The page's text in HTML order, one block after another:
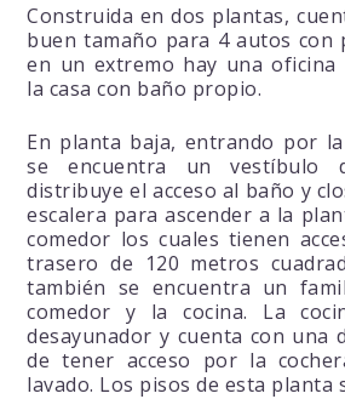
Construida en dos plantas,
buen tamaño para 4 autos con
en un extremo hay una oficina
la casa con baño propio.
En planta baja, entrando por
se encuentra un vestíbulo
distribuye el acceso al baño y
escalera para ascender a la
comedor los cuales tienen
trasero de 120 metros
también se encuentra un
comedor y la cocina. La
desayunador y cuenta con una
de tener acceso por la
lavado. Los pisos de esta planta